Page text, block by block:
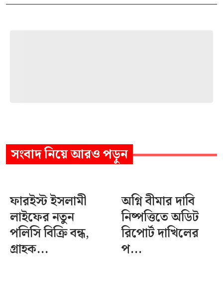
সংবাদনিয়ে আরও পড়ুন
ফারইস্ট ইসলামী
লাইফের নতুন
পলিসি বিক্রি বন্ধ,
গ্রাহক...
অগ্নি বীমার দাবি
নিষ্পত্তিতে অডিট
রিপোর্ট দাখিলের
প...